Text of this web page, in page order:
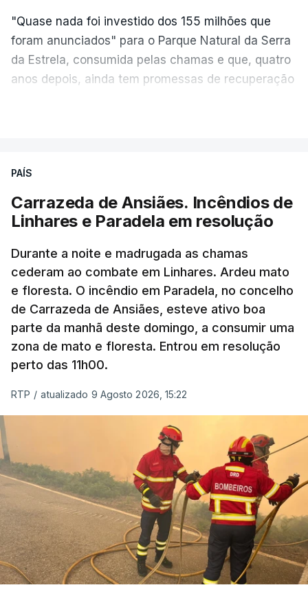
"Quase nada foi investido dos 155 milhões que
foram anunciados" para o Parque Natural da Serra
da Estrela, consumida pelas chamas e que, quatro
anos depois, ainda tem promessas de recuperação
ESTE CONTEÚDO ESTÁ NESTE
PAÍS
Carrazeda de Ansiães. Incêndios de
Linhares e Paradela em resolução
Durante a noite e madrugada as chamas
cederam ao combate em Linhares. Ardeu mato
e floresta. O incêndio em Paradela, no concelho
de Carrazeda de Ansiães, esteve ativo boa
parte da manhã deste domingo, a consumir uma
zona de mato e floresta. Entrou em resolução
perto das 11h00.
RTP / atualizado 9 Agosto 2026, 15:22